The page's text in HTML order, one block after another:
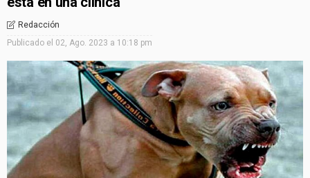
Redacción
Publicado el 02, Ago. 2023 a 10:18 pm